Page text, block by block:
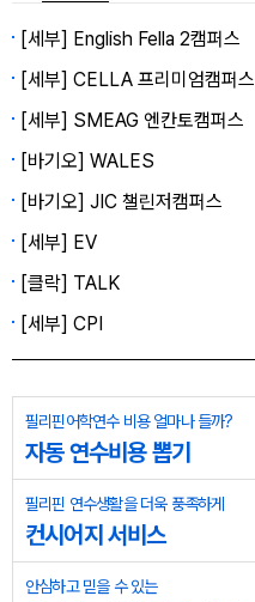
[세부] English Fella 2캠퍼스
[세부] CELLA 프리미엄캠퍼스
[세부] SMEAG 엔칸토캠퍼스
[바기오] WALES
[바기오] JIC 챌린저캠퍼스
[세부] EV
[클락] TALK
[세부] CPI
필리핀어학연수 비용 얼마나 들까?
자동 연수비용 뽑기
필리핀 연수생활을 더욱 풍족하게
컨시어지 서비스
안심하고 믿을 수 있는